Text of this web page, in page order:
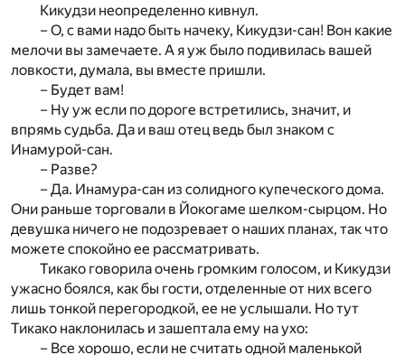
Кикудзи неопределенно кивнул.
– О, с вами надо быть начеку, Кикудзи-сан! Вон какие
мелочи вы замечаете. А я уж было подивилась вашей
ловкости, думала, вы вместе пришли.
– Будет вам!
– Ну уж если по дороге встретились, значит, и
впрямь судьба. Да и ваш отец ведь был знаком с
Инамурой-сан.
– Разве?
– Да. Инамура-сан из солидного купеческого дома.
Они раньше торговали в Йокогаме шелком-сырцом. Но
девушка ничего не подозревает о наших планах, так что
можете спокойно ее рассматривать.
Тикако говорила очень громким голосом, и Кикудзи
ужасно боялся, как бы гости, отделенные от них всего
лишь тонкой перегородкой, ее не услышали. Но тут
Тикако наклонилась и зашептала ему на ухо:
– Все хорошо, если не считать одной маленькой